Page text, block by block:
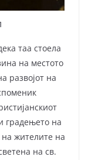
таа стоела
на местото
развојот на
градењето на
жителите на
на св.